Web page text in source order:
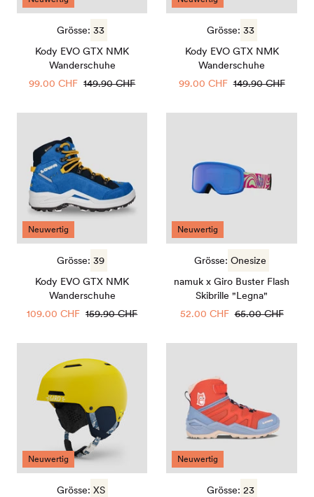
Grösse: 33
Kody EVO GTX NMK
Wanderschuhe
Sale
99.00 CHF Regulärer
149.90 CHF
Grösse: 33
Kody EVO GTX NMK
Wanderschuhe
Sale
99.00 CHFRegulärer
149.90 CHF
GTX
NMK
Wanderschuhe
Neuwertig
Grösse: 39
Kody EVO GTX NMK
Wanderschuhe
Sale
109.00 CHF Regulärer
159.90 CHF
Buster
Flash
"Legna"
Neuwertig
Grösse: Onesize
namuk x Giro Buster Flash
Skibrille "Legna"
Sale
52.00 CHFRegulärer
65.00 CHF
Giro
Crüe
Skihelm
Neuwertig
Grösse: XS
GTX
NMK
Winterschuhe
Neuwertig
Grösse: 23